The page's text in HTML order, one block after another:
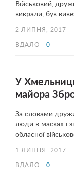
Військовий,
викрали, був
2 ЛИПНЯ, 2017
ВДАЛО | 0
У
майора
За словами
люди в масках і
обласної
1 ЛИПНЯ, 2017
ВДАЛО | 0